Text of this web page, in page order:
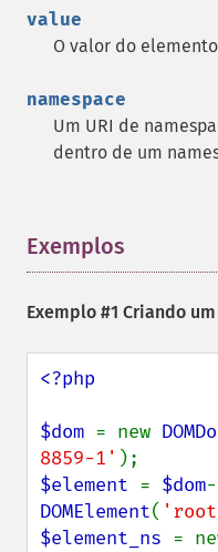
value
O valor do
namespace
Um URI de
dentro de um
Exemplos
Exemplo #1 Criando
<?php
$dom = new
8859-1'
$element = $dom
DOMElement(
$element_ns